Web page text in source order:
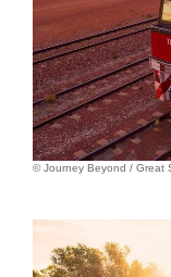
© Journey Beyond / Great